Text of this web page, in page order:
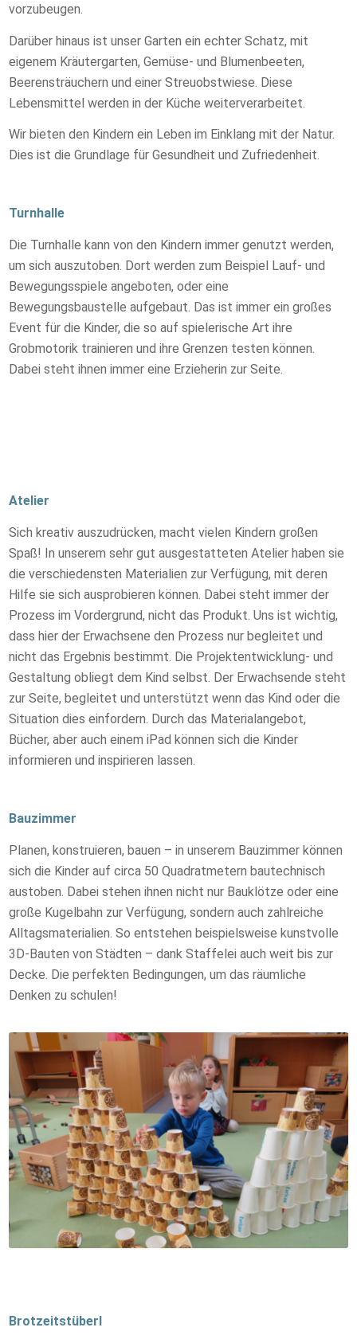
vorzubeugen.
Darüber hinaus ist unser Garten ein echter Schatz, mit
eigenem Kräutergarten, Gemüse- und Blumenbeeten,
Beerensträuchern und einer Streuobstwiese. Diese
Lebensmittel werden in der Küche weiterverarbeitet.
Wir bieten den Kindern ein Leben im Einklang mit der Natur.
Dies ist die Grundlage für Gesundheit und Zufriedenheit.
Turnhalle
Die Turnhalle kann von den Kindern immer genutzt werden,
um sich auszutoben. Dort werden zum Beispiel Lauf- und
Bewegungsspiele angeboten, oder eine
Bewegungsbaustelle aufgebaut. Das ist immer ein großes
Event für die Kinder, die so auf spielerische Art ihre
Grobmotorik trainieren und ihre Grenzen testen können.
Dabei steht ihnen immer eine Erzieherin zur Seite.
Atelier
Sich kreativ auszudrücken, macht vielen Kindern großen
Spaß! In unserem sehr gut ausgestatteten Atelier haben sie
die verschiedensten Materialien zur Verfügung, mit deren
Hilfe sie sich ausprobieren können. Dabei steht immer der
Prozess im Vordergrund, nicht das Produkt. Uns ist wichtig,
dass hier der Erwachsene den Prozess nur begleitet und
nicht das Ergebnis bestimmt. Die Projektentwicklung- und
Gestaltung obliegt dem Kind selbst. Der Erwachsende steht
zur Seite, begleitet und unterstützt wenn das Kind oder die
Situation dies einfordern. Durch das Materialangebot,
Bücher, aber auch einem iPad können sich die Kinder
informieren und inspirieren lassen.
Bauzimmer
Planen, konstruieren, bauen – in unserem Bauzimmer können
sich die Kinder auf circa 50 Quadratmetern bautechnisch
austoben. Dabei stehen ihnen nicht nur Bauklötze oder eine
große Kugelbahn zur Verfügung, sondern auch zahlreiche
Alltagsmaterialien. So entstehen beispielsweise kunstvolle
3D-Bauten von Städten – dank Staffelei auch weit bis zur
Decke. Die perfekten Bedingungen, um das räumliche
Denken zu schulen!
Brotzeitstüberl